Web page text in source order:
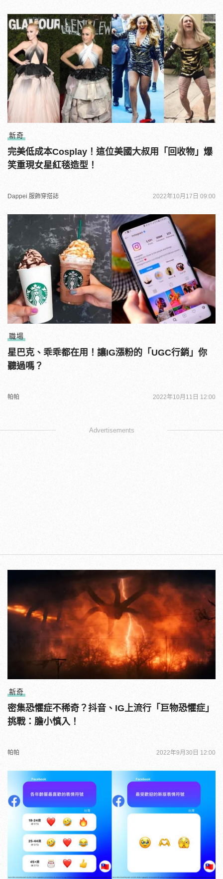
新奇
完美低成本Cosplay！這位美國大叔用「回收物」爆
笑重現女星紅毯造型！
Dappei 服飾穿搭誌 2022年10月17日 09:00
職場
星巴克、乖乖都在用！讓IG漲粉的「UGC行銷」你
聽過嗎？
帕帕 2022年10月11日 12:00
Advertisements
新奇
密集恐懼症不稀奇？抖音、IG上流行「巨物恐懼症」
挑戰：膽小慎入！
帕帕 2022年9月30日 12:00